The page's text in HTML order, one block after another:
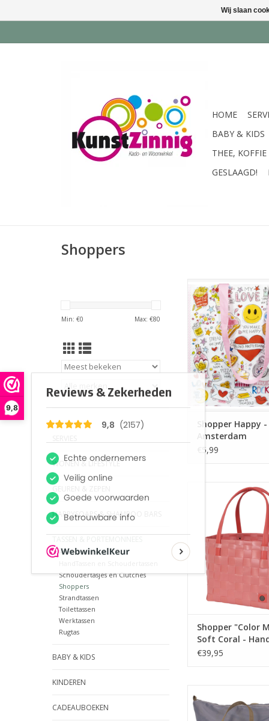
9,8
HOME
BABY & KIDS
THEE,
GESLAAGD!
Shoppers
Min: €0 Max: €80
WONEN & LIFESTYLE
HAPPYSOAPS & SHAMPOO BARS
Portemonnees
Schoudertasjes en Clutches
Shoppers
Strandtassen
Toilettassen
Werktassen
Rugtas
BABY & KIDS
KINDEREN
CADEAUBOEKEN
Deze vrolijke Blond
Blond Amsterdam
aan de
Stevige shopper en
door de lange
de schouder te
TOEVOEGEN AAN
Shopper Happy
Amsterdam
€5,99
De Handed By
shopper staat
hengsels zijn
leder en zorgen
draagcomfort. Een
stoere tas met een
kleuren. Handig
kantoor of
boodschappen
van 70%
TOEVOEGEN AAN
Shopper "Color
Soft Coral -
€39,95
shopper is een
te nemen naar het
Wij slaan